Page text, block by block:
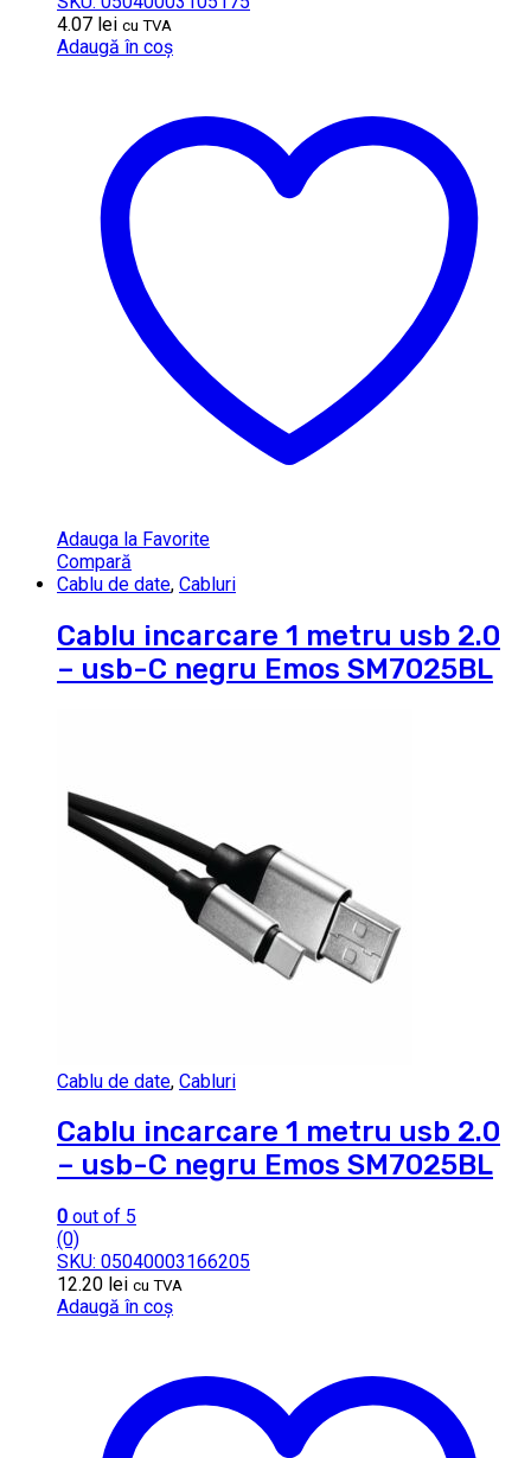
4.07 lei cu TVA
Adaugă în coș
Adauga la Favorite
Compară
Cablu de date, Cabluri
Cablu incarcare 1 metru usb 2.0
– usb-C negru Emos SM7025BL
Cablu de date, Cabluri
Cablu incarcare 1 metru usb 2.0
– usb-C negru Emos SM7025BL
0 out of 5
(0)
SKU: 05040003166205
12.20 lei cu TVA
Adaugă în coș